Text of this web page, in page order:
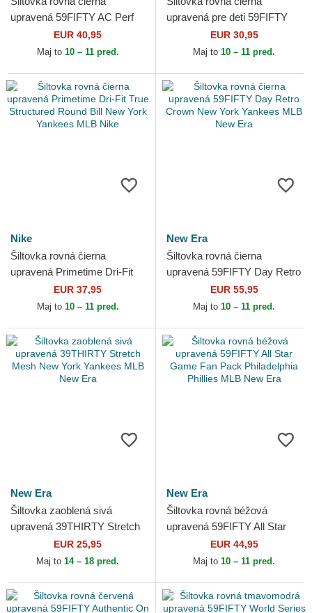
upravená 59FIFTY AC Perf
Pittsburgh Pirates MLB New
EUR 40,95
Maj to 10 – 11 pred.
upravená pre deti 59FIFTY
My First New York Yankees
MLB New Era
EUR 30,95
Maj to 10 – 11 pred.
Nike
Šiltovka rovná čierna
upravená Primetime Dri-Fit
True Structured Round Bill
New York Yankees MLB...
EUR 37,95
Maj to 10 – 11 pred.
New Era
Šiltovka rovná čierna
upravená 59FIFTY Day Retro
Crown New York Yankees
MLB New Era
EUR 55,95
Maj to 10 – 11 pred.
New Era
Šiltovka zaoblená sivá
upravená 39THIRTY Stretch
Mesh New York Yankees
MLB New Era
EUR 25,95
Maj to 14 – 18 pred.
New Era
Šiltovka rovná béžová
upravená 59FIFTY All Star
Game Fan Pack Philadelphia
Phillies MLB New Era
EUR 44,95
Maj to 10 – 11 pred.